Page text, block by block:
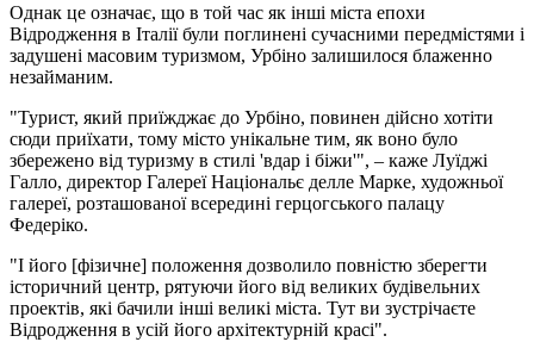
Однак це означає, що в той час як інші міста епохи
Відродження в Італії були поглинені сучасними передмістями і
задушені масовим туризмом, Урбіно залишилося блаженно
незайманим.
"Турист, який приїжджає до Урбіно, повинен дійсно хотіти
сюди приїхати, тому місто унікальне тим, як воно було
збережено від туризму в стилі 'вдар і біжи'", – каже Луїджі
Галло, директор Галереї Національє делле Марке, художньої
галереї, розташованої всередині герцогського палацу
Федеріко.
"І його [фізичне] положення дозволило повністю зберегти
історичний центр, рятуючи його від великих будівельних
проектів, які бачили інші великі міста. Тут ви зустрічаєте
Відродження в усій його архітектурній красі".